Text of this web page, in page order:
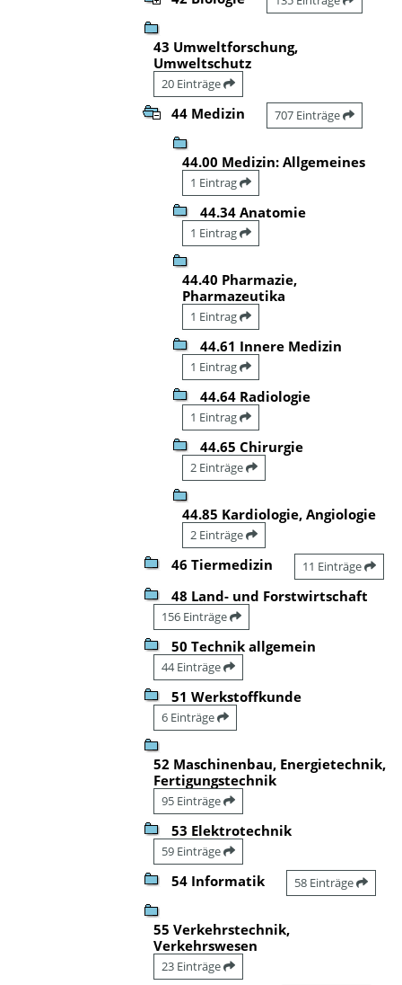
43 Umweltforschung,
Umweltschutz
20 Einträge
44 Medizin 707 Einträge
44.00 Medizin: Allgemeines
1 Eintrag
44.34 Anatomie
1 Eintrag
44.40 Pharmazie,
Pharmazeutika
1 Eintrag
44.61 Innere Medizin
1 Eintrag
44.64 Radiologie
1 Eintrag
44.65 Chirurgie
2 Einträge
44.85 Kardiologie, Angiologie
2 Einträge
46 Tiermedizin 11 Einträge
48 Land- und Forstwirtschaft
156 Einträge
50 Technik allgemein
44 Einträge
51 Werkstoffkunde
6 Einträge
52 Maschinenbau, Energietechnik,
Fertigungstechnik
95 Einträge
53 Elektrotechnik
59 Einträge
54 Informatik 58 Einträge
55 Verkehrstechnik,
Verkehrswesen
23 Einträge